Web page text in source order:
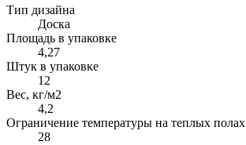
Тип дизайна
Доска
Площадь в упаковке
4,27
Штук в упаковке
12
Вес, кг/м2
4,2
Ограничение температуры на теплых полах
28